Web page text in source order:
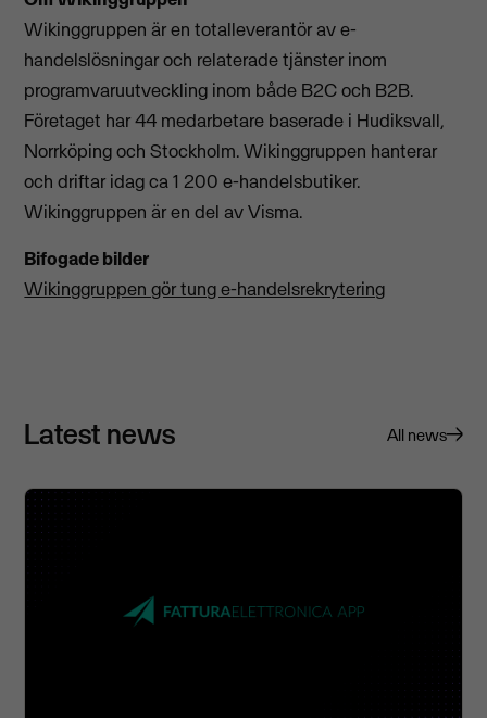
Wikinggruppen är en totalleverantör av e-
handelslösningar och relaterade tjänster inom
programvaruutveckling inom både B2C och B2B.
Företaget har 44 medarbetare baserade i Hudiksvall,
Norrköping och Stockholm. Wikinggruppen hanterar
och driftar idag ca 1 200 e-handelsbutiker.
Wikinggruppen är en del av Visma.
Bifogade bilder
Wikinggruppen gör tung e-handelsrekrytering
Latest news All news